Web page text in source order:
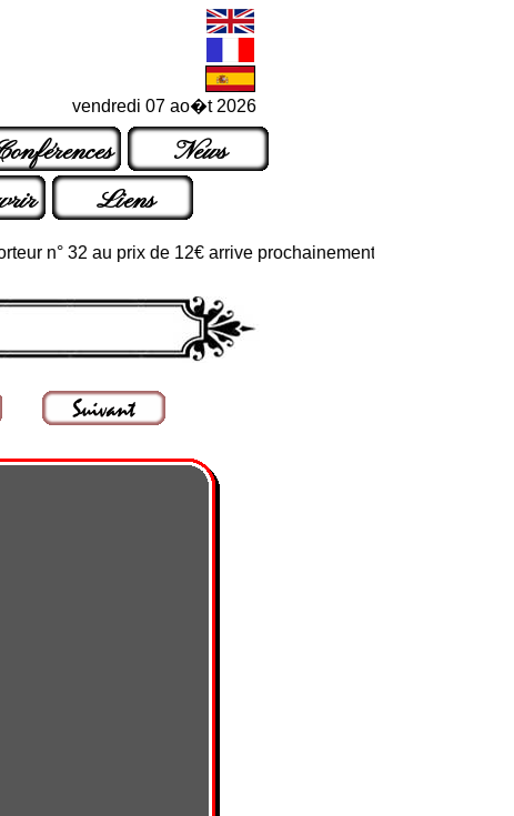
vendredi 07 ao�t 2026
News
Liens
n° 32 au prix de 12€ arrive prochainement dans les points de